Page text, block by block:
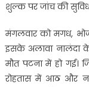
शुल्क पर जांच की
मंगलवार को मगध,
इसके अलावा नालंदा
मौत पटना में हो गई।
रोहतास में आठ और